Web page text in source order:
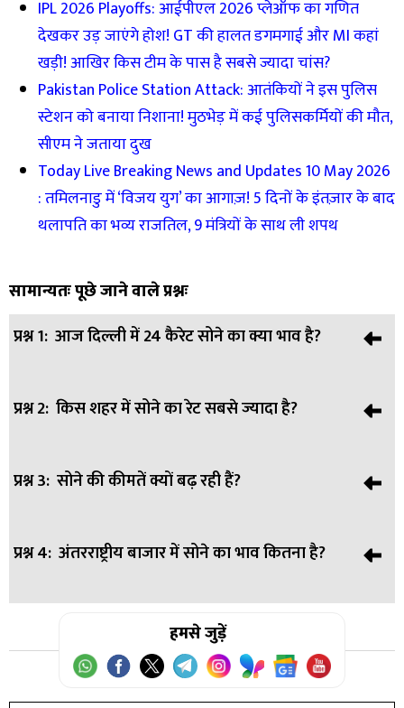
IPL 2026 Playoffs: आईपीएल 2026 प्लेऑफ का गणित
देखकर उड़ जाएंगे होश! GT की हालत डगमगाई और MI कहां
खड़ी! आखिर किस टीम के पास है सबसे ज्यादा चांस?
Pakistan Police Station Attack: आतंकियों ने इस पुलिस
स्टेशन को बनाया निशाना! मुठभेड़ में कई पुलिसकर्मियों की मौत,
सीएम ने जताया दुख
Today Live Breaking News and Updates 10 May 2026
: तमिलनाडु में ‘विजय युग’ का आगाज़! 5 दिनों के इंतज़ार के बाद
थलापति का भव्य राजतिल, 9 मंत्रियों के साथ ली शपथ
सामान्यतः पूछे जाने वाले प्रश्नः
प्रश्न 1: आज दिल्ली में 24 कैरेट सोने का क्या भाव है?
उत्तर: दिल्ली में 24 कैरेट सोना 1,52,500 रुपये प्रति 10 ग्राम है।
प्रश्न 2: किस शहर में सोने का रेट सबसे ज्यादा है?
उत्तर: चेन्नई में सोने की कीमत सबसे ज्यादा दर्ज की गई है।
प्रश्न 3: सोने की कीमतें क्यों बढ़ रही हैं?
उत्तर: घरेलू मांग, डॉलर की चाल और अंतरराष्ट्रीय बाजार के कारण
प्रश्न 4: अंतरराष्ट्रीय बाजार में सोने का भाव कितना है?
हाजिर सोना 4,721 डॉलर प्रति औंस पर कारोबार कर रहा है।
हमसे जुड़ें